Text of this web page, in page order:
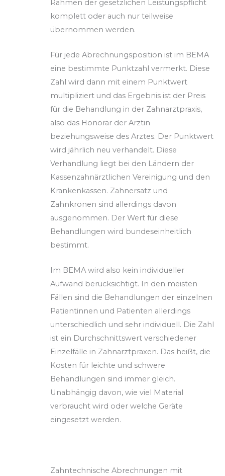
Rahmen der gesetzlichen Leistungspflicht
komplett oder auch nur teilweise
übernommen werden.
Für jede Abrechnungsposition ist im BEMA
eine bestimmte Punktzahl vermerkt. Diese
Zahl wird dann mit einem Punktwert
multipliziert und das Ergebnis ist der Preis
für die Behandlung in der Zahnarztpraxis,
also das Honorar der Ärztin
beziehungsweise des Arztes. Der Punktwert
wird jährlich neu verhandelt. Diese
Verhandlung liegt bei den Ländern der
Kassenzahnärztlichen Vereinigung und den
Krankenkassen. Zahnersatz und
Zahnkronen sind allerdings davon
ausgenommen. Der Wert für diese
Behandlungen wird bundeseinheitlich
bestimmt.
Im BEMA wird also kein individueller
Aufwand berücksichtigt. In den meisten
Fällen sind die Behandlungen der einzelnen
Patientinnen und Patienten allerdings
unterschiedlich und sehr individuell. Die Zahl
ist ein Durchschnittswert verschiedener
Einzelfälle in Zahnarztpraxen. Das heißt, die
Kosten für leichte und schwere
Behandlungen sind immer gleich.
Unabhängig davon, wie viel Material
verbraucht wird oder welche Geräte
eingesetzt werden.
Zahntechnische Abrechnungen mit